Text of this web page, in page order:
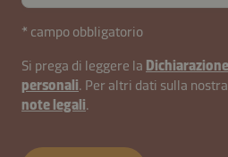
* campo obbligatorio
Si prega di leggere la
personali. Per altri dati sulla
note legali.